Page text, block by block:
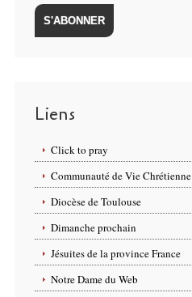
Liens
Click to pray
Communauté de Vie Chrétienne
Diocèse de Toulouse
Dimanche prochain
Jésuites de la province France
Notre Dame du Web